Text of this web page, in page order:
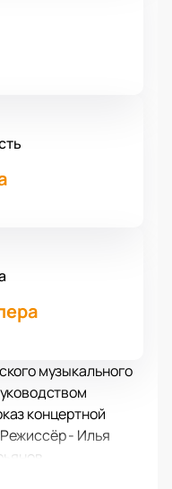
музыкального
концертной
- Илья